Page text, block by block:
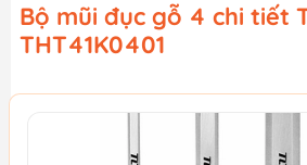
Bộ mũi đục gỗ 4 chi tiết
THT41K0401